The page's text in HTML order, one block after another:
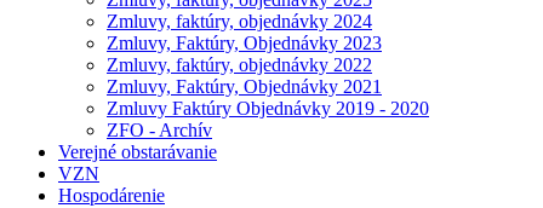
Zmluvy, faktúry, objednávky 2024
Zmluvy, Faktúry, Objednávky 2023
Zmluvy, faktúry, objednávky 2022
Zmluvy, Faktúry, Objednávky 2021
Zmluvy Faktúry Objednávky 2019 - 2020
ZFO - Archív
Verejné obstarávanie
VZN
Hospodárenie